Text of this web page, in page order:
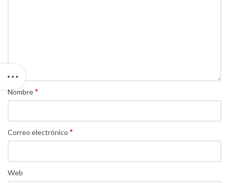
Nombre*
Correo electrónico *
Web